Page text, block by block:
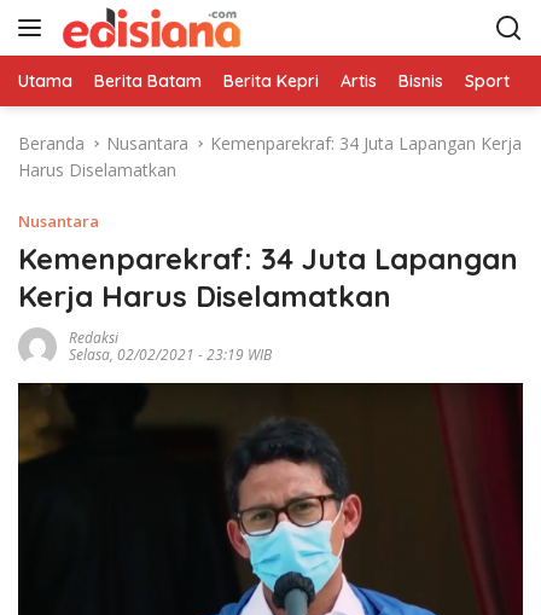
Utama Berita Batam Berita Kepri Artis Bisnis Sport
Beranda Nusantara
Kemenparekraf: 34 Juta Lapangan Kerja
Harus Diselamatkan
Nusantara
Kemenparekraf: 34 Juta Lapangan
Kerja Harus Diselamatkan
Redaksi
Selasa, 02/02/2021 - 23:19 WIB